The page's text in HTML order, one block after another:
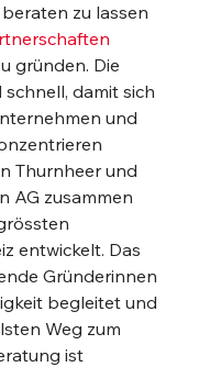
zu lassen
gründen. Die
damit sich
und
Thurnheer und
AG zusammen
entwickelt. Das
Gründerinnen
begleitet und
Weg zum
ist